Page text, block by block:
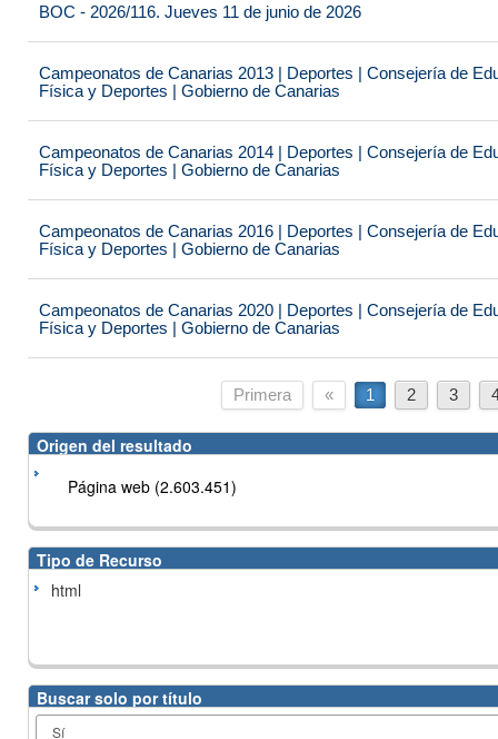
BOC - 2026/116. Jueves 11 de junio de 2026
Campeonatos de Canarias 2013 | Deportes | Consejería de
Física y Deportes | Gobierno de Canarias
Campeonatos de Canarias 2014 | Deportes | Consejería de
Física y Deportes | Gobierno de Canarias
Campeonatos de Canarias 2016 | Deportes | Consejería de
Física y Deportes | Gobierno de Canarias
Campeonatos de Canarias 2020 | Deportes | Consejería de
Física y Deportes | Gobierno de Canarias
Primera « 1 2 3
Origen del resultado
Página web (2.603.451)
Tipo de Recurso
html
Buscar solo por título